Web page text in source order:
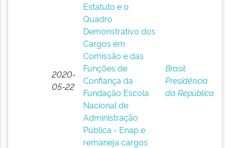
2020-
05-22
Estatuto e o
Quadro
Demonstrativo dos
Cargos em
Comissão e das
Funções de
Confiança da
Fundação Escola
Nacional de
Administração
Pública - Enap e
remaneja cargos
Brasil.
Presidência
da República